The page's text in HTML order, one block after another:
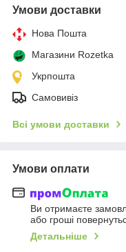
Умови доставки
Нова Пошта
Магазини Rozetka
Укрпошта
Самовивіз
Всі умови доставки
Умови оплати
Ви отримаєте
або гроші
Детальніше